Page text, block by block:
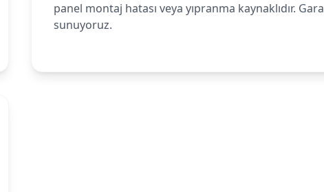
panel montaj hatası veya yıpranma kaynaklıdır.
sunuyoruz.